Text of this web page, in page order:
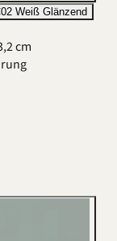
Weiß Glänzend
cm